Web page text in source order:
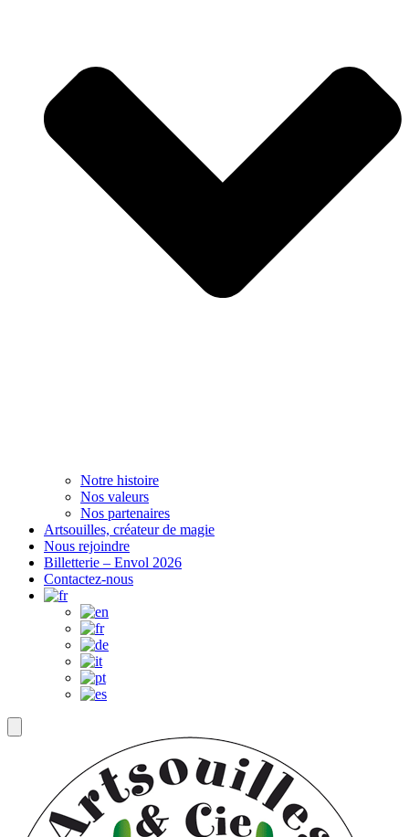
Notre histoire
Nos valeurs
Nos partenaires
Artsouilles, créateur de magie
Nous rejoindre
Billetterie – Envol 2026
Contactez-nous